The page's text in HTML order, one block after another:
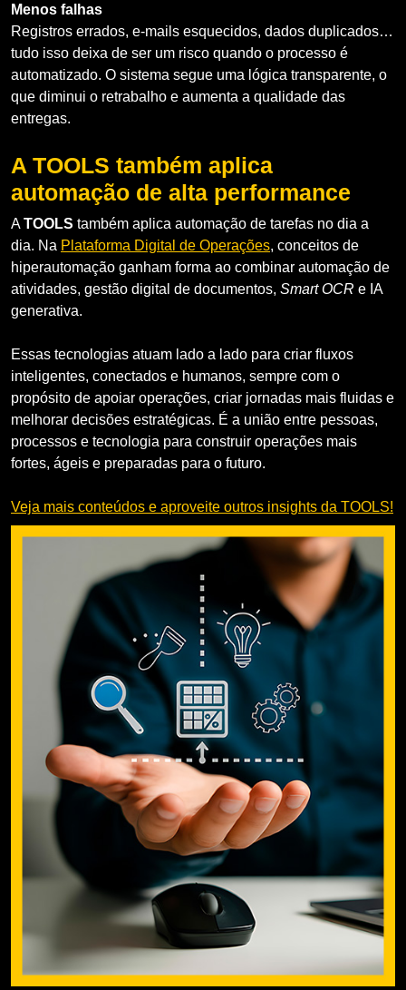
Menos falhas
Registros errados, e-mails esquecidos, dados duplicados…
tudo isso deixa de ser um risco quando o processo é
automatizado. O sistema segue uma lógica transparente, o
que diminui o retrabalho e aumenta a qualidade das
entregas.
A TOOLS também aplica
automação de alta performance
ATOOLS também aplica automação de tarefas no dia a
dia. Na Plataforma Digital de Operações, conceitos de
hiperautomação ganham forma ao combinar automação de
atividades, gestão digital de documentos, Smart OCR e IA
generativa.
Essas tecnologias atuam lado a lado para criar fluxos
inteligentes, conectados e humanos, sempre com o
propósito de apoiar operações, criar jornadas mais fluidas e
melhorar decisões estratégicas. É a união entre pessoas,
processos e tecnologia para construir operações mais
fortes, ágeis e preparadas para o futuro.
Veja mais conteúdos e aproveite outros insights da TOOLS!